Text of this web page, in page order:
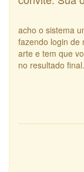
acho o sistema
fazendo login de
arte e tem que
no resultado final.